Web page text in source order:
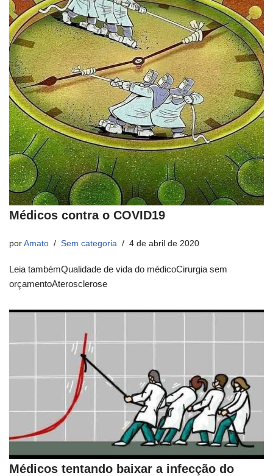
Médicos contra o COVID19
por Amato Sem categoria 4 de abril de 2020
Leia tambémQualidade de vida do médicoCirurgia sem
orçamentoAterosclerose
Médicos tentando baixar a infecção do